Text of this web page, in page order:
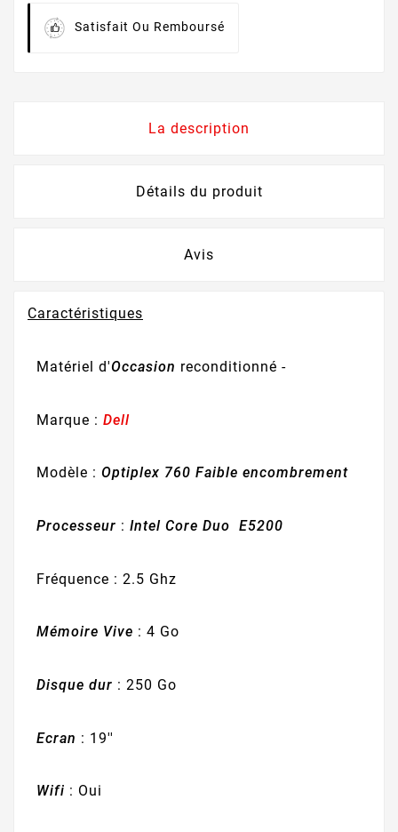
Satisfait Ou Remboursé
La description
Détails du produit
Avis
Caractéristiques
Matériel d'Occasion reconditionné -
Marque : Dell
Modèle : Optiplex 760 Faible encombrement
Processeur : Intel Core Duo E5200
Fréquence : 2.5 Ghz
Mémoire Vive : 4 Go
Disque dur : 250 Go
Ecran : 19''
Wifi : Oui